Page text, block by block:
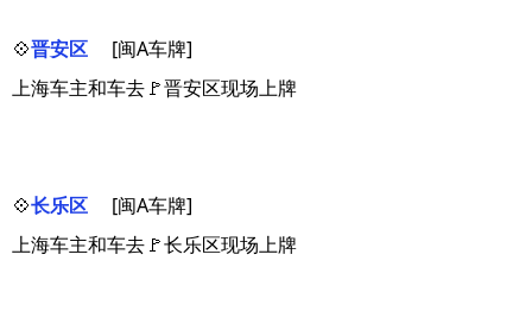
💠晋安区
[闽A车牌]
上海车主和车去🚩晋安区现场上牌
💠长乐区
[闽A车牌]
上海车主和车去🚩长乐区现场上牌